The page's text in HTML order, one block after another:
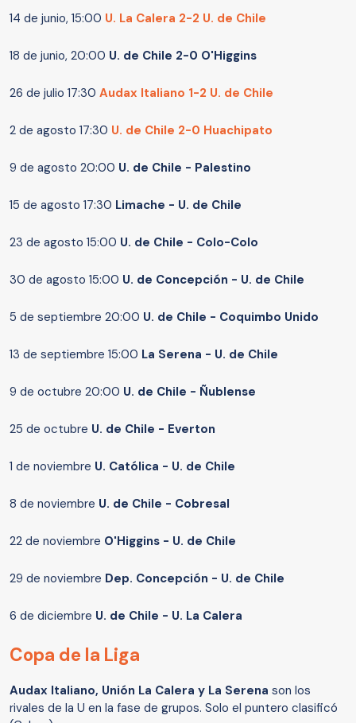
14 de junio, 15:00 U. La Calera 2-2 U. de Chile
18 de junio, 20:00 U. de Chile 2-0 O'Higgins
26 de julio 17:30 Audax Italiano 1-2 U. de Chile
2 de agosto 17:30 U. de Chile 2-0 Huachipato
9 de agosto 20:00 U. de Chile - Palestino
15 de agosto 17:30 Limache - U. de Chile
23 de agosto 15:00 U. de Chile - Colo-Colo
30 de agosto 15:00 U. de Concepción - U. de Chile
5 de septiembre 20:00 U. de Chile - Coquimbo Unido
13 de septiembre 15:00 La Serena - U. de Chile
9 de octubre 20:00 U. de Chile - Ñublense
25 de octubre U. de Chile - Everton
1 de noviembre U. Católica - U. de Chile
8 de noviembre U. de Chile - Cobresal
22 de noviembre O'Higgins - U. de Chile
29 de noviembre Dep. Concepción - U. de Chile
6 de diciembre U. de Chile - U. La Calera
Copa de la Liga
Audax Italiano, Unión La Calera y La Serena son los
rivales de la U en la fase de grupos. Solo el puntero clasificó